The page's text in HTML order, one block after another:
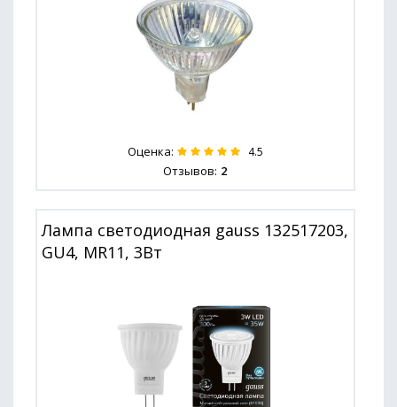
Оценка: 4.5
Отзывов: 2
Лампа светодиодная gauss 132517203,
GU4, MR11, 3Вт